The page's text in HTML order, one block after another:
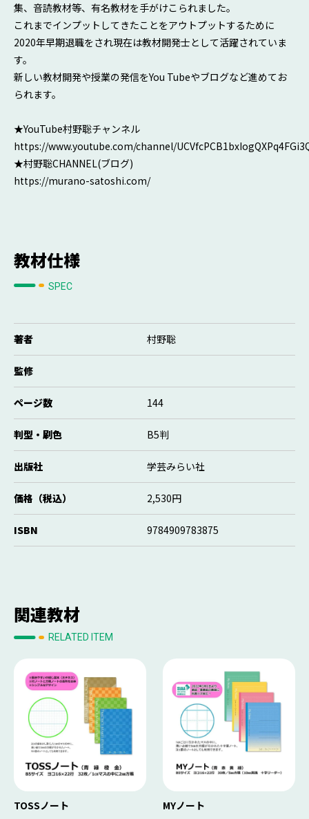
集、音読教材等、有名教材を手がけこられました。
これまでインプットしてきたことをアウトプットするために
2020年早期退職をされ現在は教材開発士として活躍されていま
す。
新しい教材開発や授業の発信をYou Tubeやブログなど進めてお
られます。
★YouTube村野聡チャンネル
https://www.youtube.com/channel/
★村野聡CHANNEL(ブログ)
https://murano-satoshi.com/
教材仕様
SPEC
著者 村野聡
監修
ページ数 144
判型・刷色 B5判
出版社 学芸みらい社
価格（税込） 2,530円
ISBN 9784909783875
関連教材
RELATED ITEM
TOSSノート MYノート